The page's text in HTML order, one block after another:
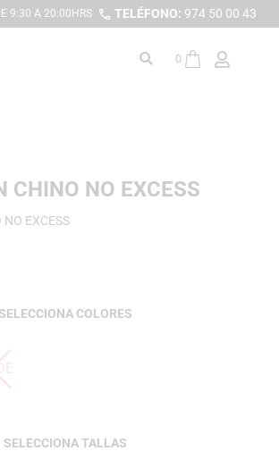
9:30 A 20:00HRS TELÉFONO: 974 50 00 43
0
CHINO NO EXCESS
EXCESS
COLORES
TALLAS